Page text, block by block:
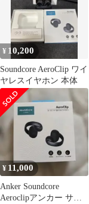
¥ 10,200
Soundcore AeroClip ワイ
ヤレスイヤホン 本体
¥ 11,000
Anker Soundcore
Aeroclipアンカー サウ